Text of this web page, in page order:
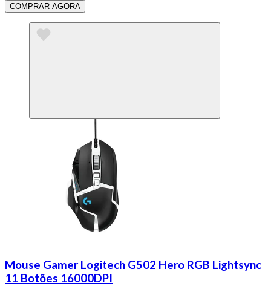
COMPRAR AGORA
Mouse Gamer Logitech G502 Hero RGB Lightsync
11 Botões 16000DPI